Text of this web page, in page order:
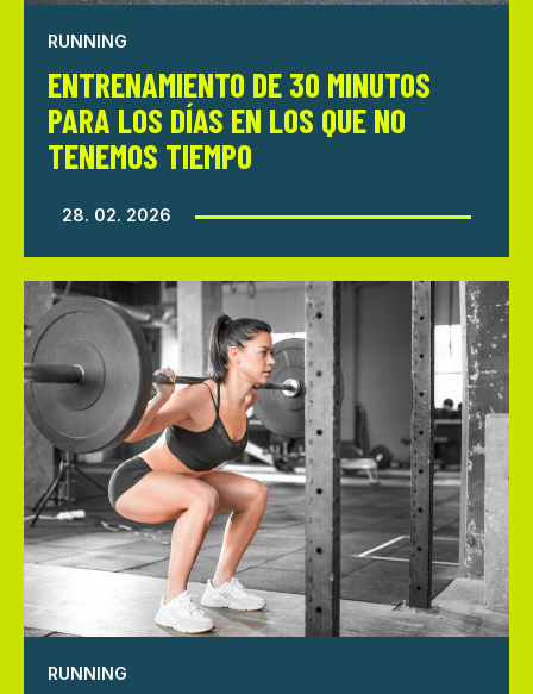
RUNNING
ENTRENAMIENTO DE 30 MINUTOS
PARA LOS DÍAS EN LOS QUE NO
TENEMOS TIEMPO
28. 02. 2026
RUNNING